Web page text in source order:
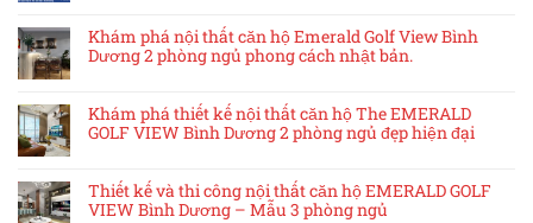
Khám phá nội thất căn hộ Emerald Golf View Bình
Dương 2 phòng ngủ phong cách nhật bản.
Khám phá thiết kế nội thất căn hộ The EMERALD
GOLF VIEW Bình Dương 2 phòng ngủ đẹp hiện đại
Thiết kế và thi công nội thất căn hộ EMERALD GOLF
VIEW Bình Dương – Mẫu 3 phòng ngủ